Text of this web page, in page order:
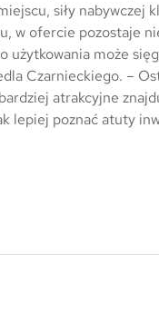
siły nabywczej
w ofercie pozostaje
może
Czarnieckiego. –
atrakcyjne
lepiej poznać atuty